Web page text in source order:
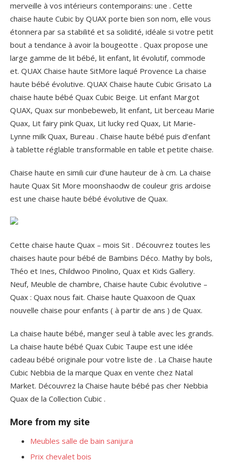
merveille à vos intérieurs contemporains: une . Cette
chaise haute Cubic by QUAX porte bien son nom, elle vous
étonnera par sa stabilité et sa solidité, idéale si votre petit
bout a tendance à avoir la bougeotte . Quax propose une
large gamme de lit bébé, lit enfant, lit évolutif, commode
et. QUAX Chaise haute SitMore laqué Provence La chaise
haute bébé évolutive. QUAX Chaise haute Cubic Grisato La
chaise haute bébé Quax Cubic Beige. Lit enfant Margot
QUAX, Quax sur monbebeweb, lit enfant, Lit berceau Marie
Quax, Lit fairy pink Quax, Lit lucky red Quax, Lit Marie-
Lynne milk Quax, Bureau . Chaise haute bébé puis d’enfant
à tablette réglable transformable en table et petite chaise.
Chaise haute en simili cuir d’une hauteur de à cm. La chaise
haute Quax Sit More moonshaodw de couleur gris ardoise
est une chaise haute bébé évolutive de Quax.
Cette chaise haute Quax – mois Sit . Découvrez toutes les
chaises haute pour bébé de Bambins Déco. Mathy by bols,
Théo et Ines, Childwoo Pinolino, Quax et Kids Gallery.
Neuf, Meuble de chambre, Chaise haute Cubic évolutive –
Quax : Quax nous fait. Chaise haute Quaxoon de Quax
nouvelle chaise pour enfants ( à partir de ans ) de Quax.
La chaise haute bébé, manger seul à table avec les grands.
La chaise haute bébé Quax Cubic Taupe est une idée
cadeau bébé originale pour votre liste de . La Chaise haute
Cubic Nebbia de la marque Quax en vente chez Natal
Market. Découvrez la Chaise haute bébé pas cher Nebbia
Quax de la Collection Cubic .
More from my site
Meubles salle de bain sanijura
Prix chevalet bois